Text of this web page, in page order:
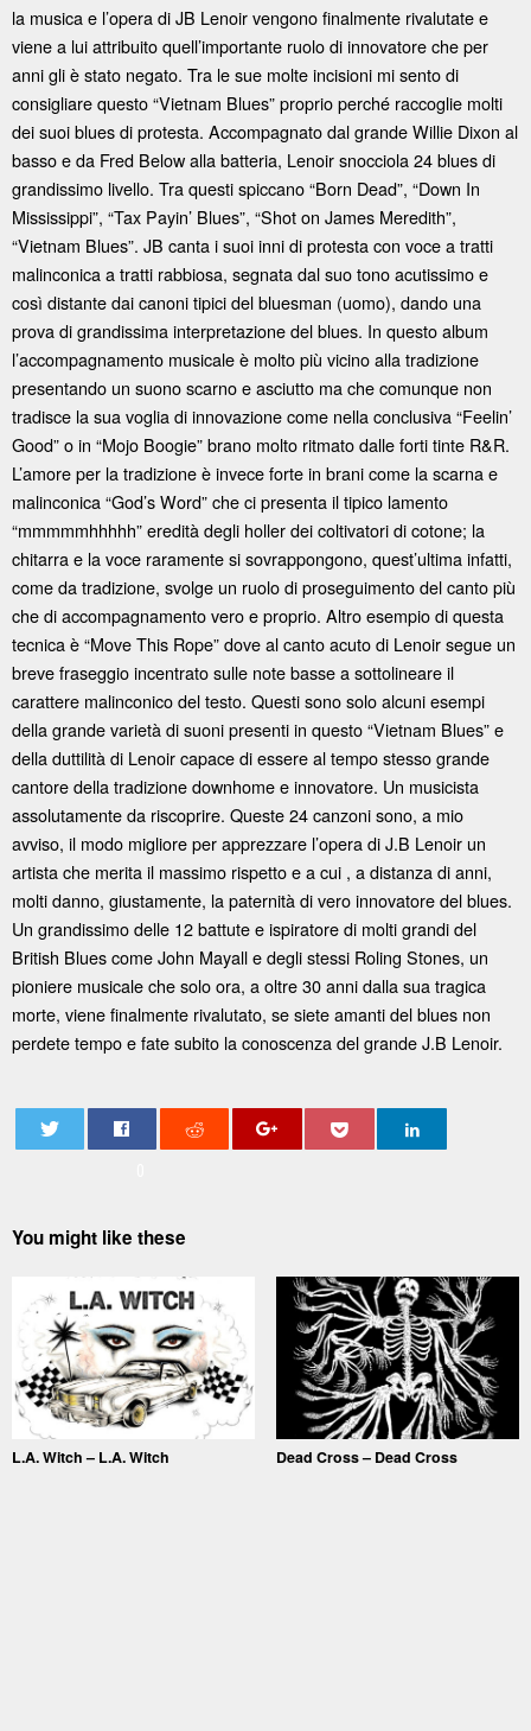
la musica e l’opera di JB Lenoir vengono finalmente rivalutate e
viene a lui attribuito quell’importante ruolo di innovatore che per
anni gli è stato negato. Tra le sue molte incisioni mi sento di
consigliare questo “Vietnam Blues” proprio perché raccoglie molti
dei suoi blues di protesta. Accompagnato dal grande Willie Dixon al
basso e da Fred Below alla batteria, Lenoir snocciola 24 blues di
grandissimo livello. Tra questi spiccano “Born Dead”, “Down In
Mississippi”, “Tax Payin’ Blues”, “Shot on James Meredith”,
“Vietnam Blues”. JB canta i suoi inni di protesta con voce a tratti
malinconica a tratti rabbiosa, segnata dal suo tono acutissimo e
così distante dai canoni tipici del bluesman (uomo), dando una
prova di grandissima interpretazione del blues. In questo album
l’accompagnamento musicale è molto più vicino alla tradizione
presentando un suono scarno e asciutto ma che comunque non
tradisce la sua voglia di innovazione come nella conclusiva “Feelin’
Good” o in “Mojo Boogie” brano molto ritmato dalle forti tinte R&R.
L’amore per la tradizione è invece forte in brani come la scarna e
malinconica “God’s Word” che ci presenta il tipico lamento
“mmmmmhhhhh” eredità degli holler dei coltivatori di cotone; la
chitarra e la voce raramente si sovrappongono, quest’ultima infatti,
come da tradizione, svolge un ruolo di proseguimento del canto più
che di accompagnamento vero e proprio. Altro esempio di questa
tecnica è “Move This Rope” dove al canto acuto di Lenoir segue un
breve fraseggio incentrato sulle note basse a sottolineare il
carattere malinconico del testo. Questi sono solo alcuni esempi
della grande varietà di suoni presenti in questo “Vietnam Blues” e
della duttilità di Lenoir capace di essere al tempo stesso grande
cantore della tradizione downhome e innovatore. Un musicista
assolutamente da riscoprire. Queste 24 canzoni sono, a mio
avviso, il modo migliore per apprezzare l’opera di J.B Lenoir un
artista che merita il massimo rispetto e a cui , a distanza di anni,
molti danno, giustamente, la paternità di vero innovatore del blues.
Un grandissimo delle 12 battute e ispiratore di molti grandi del
British Blues come John Mayall e degli stessi Roling Stones, un
pioniere musicale che solo ora, a oltre 30 anni dalla sua tragica
morte, viene finalmente rivalutato, se siete amanti del blues non
perdete tempo e fate subito la conoscenza del grande J.B Lenoir.
You might like these
L.A. Witch – L.A. Witch Dead Cross – Dead Cross